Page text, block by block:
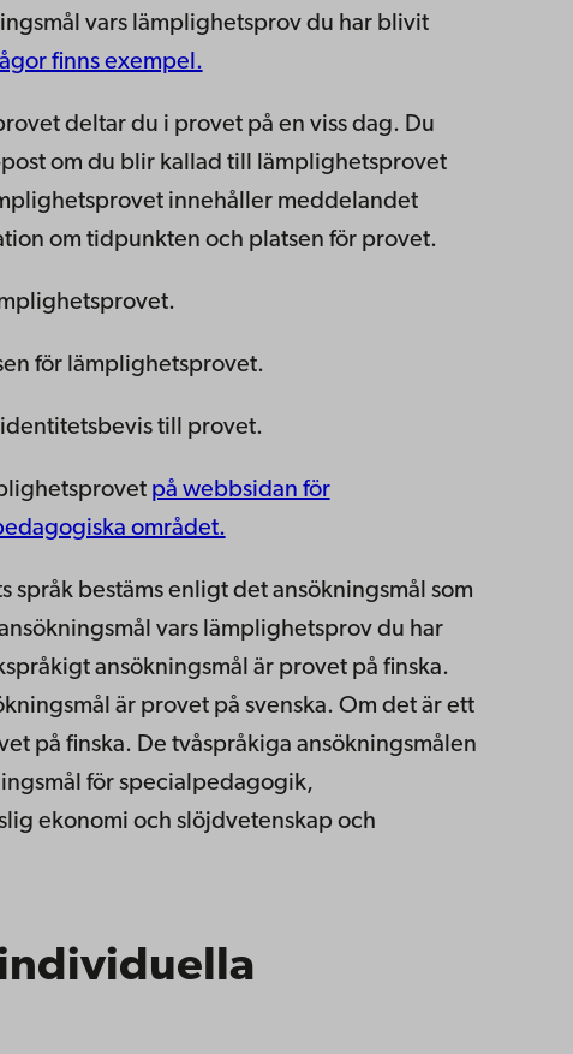
vars lämplighetsprov du har blivit
finns exempel.
deltar du i provet på en viss dag. Du
om du blir kallad till lämplighetsprovet
innehåller meddelandet
om tidpunkten och platsen för provet.
för lämplighetsprovet.
till provet.
på webbsidan för
området.
språk bestäms enligt det ansökningsmål som
vars lämplighetsprov du har
ansökningsmål är provet på finska.
är provet på svenska. Om det är ett
på finska. De tvåspråkiga ansökningsmålen
för specialpedagogik,
ekonomi och slöjdvetenskap och